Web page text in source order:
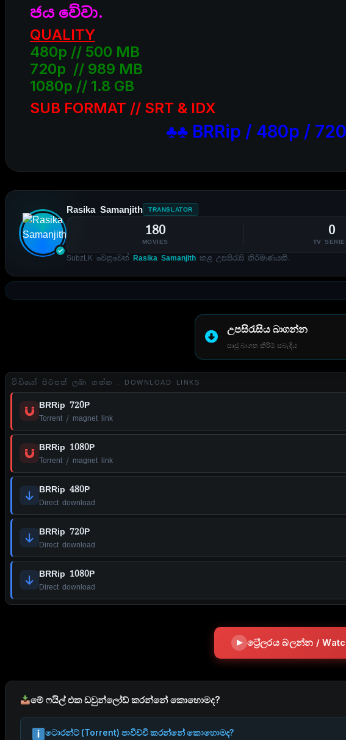
ජය වේවා.
QUALITY
480p // 500 MB
720p // 989 MB
1080p // 1.8 GB
SUB FORMAT // SRT & IDX
♣♣ BRRip / 480p /
Rasika Samanjith TRANSLATOR
180
MOVIES
0
TV
SubzLK වෙනුවෙන් Rasika Samanjith කළ උපසිරැසි නිර්මාණයකි.
උපසිරැසිය බාගන්න
සෘජු බාගත කිරීම් සබැඳිය
වීඩියෝ පිටපත් ලබා ගන්න . DOWNLOAD LINKS
BRRip 720P
Torrent / magnet link
BRRip 1080P
Torrent / magnet link
BRRip 480P
Direct download
BRRip 720P
Direct download
BRRip 1080P
Direct download
ට්‍රේලරය බලන්න /
මේ ෆයිල් එක ඩවුන්ලෝඩ් කරන්නේ කොහොමද?
ටොරන්ට් (Torrent) පාවිච්චි කරන්නේ කොහොමද?